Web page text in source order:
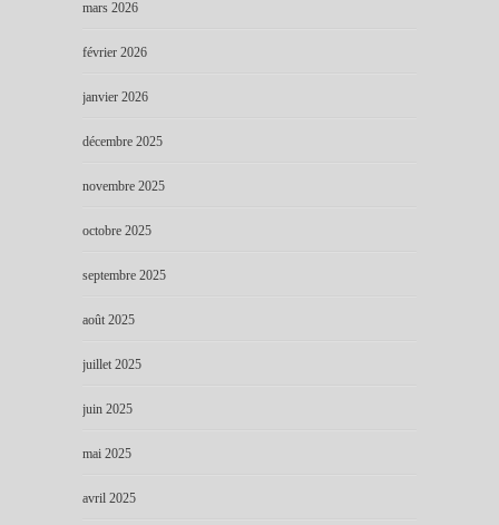
mars 2026
février 2026
janvier 2026
décembre 2025
novembre 2025
octobre 2025
septembre 2025
août 2025
juillet 2025
juin 2025
mai 2025
avril 2025